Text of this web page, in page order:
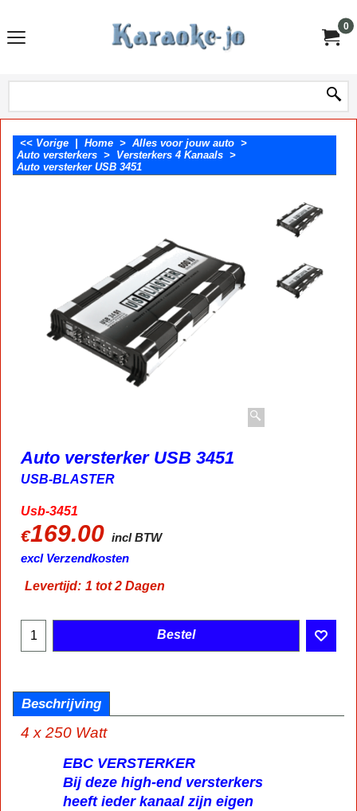
0
<< Vorige Home > Alles voor jouw auto >
Auto versterkers > Versterkers 4 Kanaals >
Auto versterker USB 3451
Auto versterker USB 3451
USB-BLASTER
Usb-3451
€169.00 incl BTW
excl Verzendkosten
Levertijd: 1 tot 2 Dagen
Bestel
Beschrijving
4 x 250 Watt
EBC VERSTERKER
Bij deze high-end versterkers
heeft ieder kanaal zijn eigen